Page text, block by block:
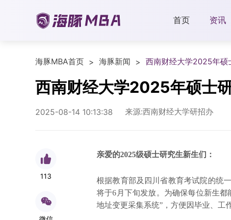
首页 资讯
海豚MBA首页 > 海豚新闻 > 西南财经大学2025年硕
西南财经大学2025年硕士
2025-08-14 10:13:38 来源:西南财经大学研招办
113
亲爱的2025级硕士研究生新生们：
根据教育部及四川省教育考试院的统
将于6月下旬发放。为确保每位新生
地址变更采集系统”，方便因毕业、工